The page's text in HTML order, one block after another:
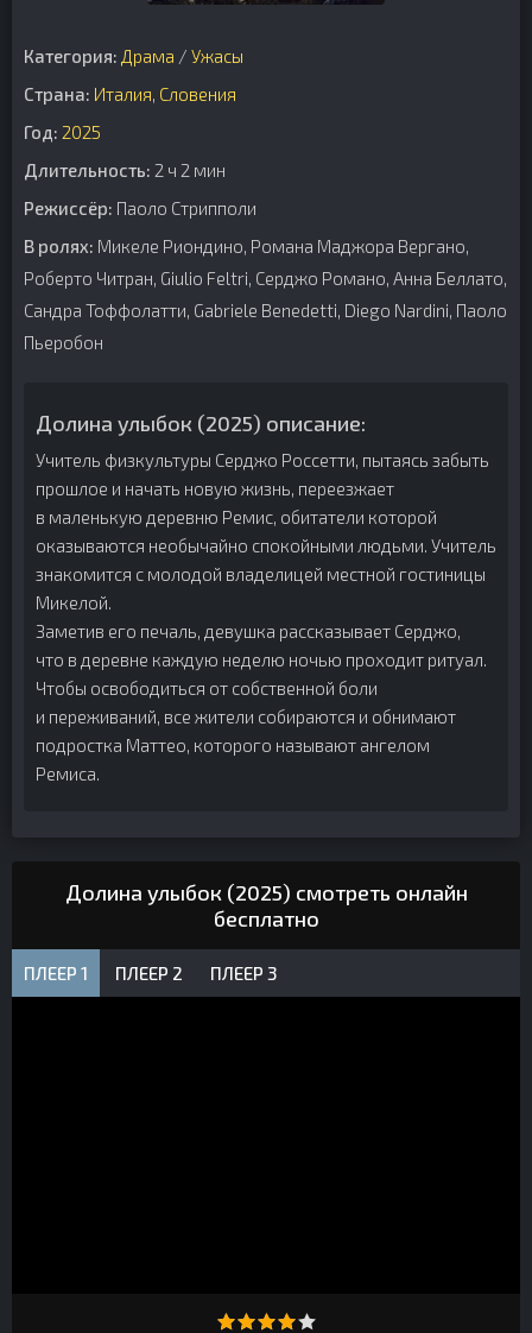
Категория: Драма / Ужасы
Страна: Италия, Словения
Год: 2025
Длительность: 2 ч 2 мин
Режиссёр: Паоло Стрипполи
В ролях: Микеле Риондино, Романа Маджора Вергано,
Роберто Читран, Giulio Feltri, Серджо Романо, Анна Беллато,
Сандра Тоффолатти, Gabriele Benedetti, Diego Nardini, Паоло
Пьеробон
Долина улыбок (2025) описание:
Учитель физкультуры Серджо Россетти, пытаясь забыть
прошлое и начать новую жизнь, переезжает
в маленькую деревню Ремис, обитатели которой
оказываются необычайно спокойными людьми. Учитель
знакомится с молодой владелицей местной гостиницы
Микелой.
Заметив его печаль, девушка рассказывает Серджо,
что в деревне каждую неделю ночью проходит ритуал.
Чтобы освободиться от собственной боли
и переживаний, все жители собираются и обнимают
подростка Маттео, которого называют ангелом
Ремиса.
Долина улыбок (2025) смотреть онлайн
бесплатно
ПЛЕЕР 1 ПЛЕЕР 2 ПЛЕЕР 3